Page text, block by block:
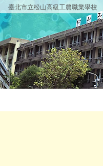
臺北市立松山高級工農職業學校